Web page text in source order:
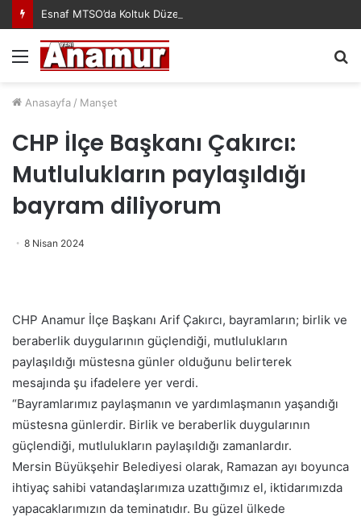
Esnaf MTSO’da Koltuk Düzenine İsyan Etti!
Menü
Anasayfa / Manşet
CHP İlçe Başkanı Çakırcı:
Mutlulukların paylaşıldığı
bayram diliyorum
8 Nisan 2024
CHP Anamur İlçe Başkanı Arif Çakırcı, bayramların; birlik ve
beraberlik duygularının güçlendiği, mutlulukların
paylaşıldığı müstesna günler olduğunu belirterek
mesajında şu ifadelere yer verdi.
“Bayramlarımız paylaşmanın ve yardımlaşmanın yaşandığı
müstesna günlerdir. Birlik ve beraberlik duygularının
güçlendiği, mutlulukların paylaşıldığı zamanlardır.
Mersin Büyükşehir Belediyesi olarak, Ramazan ayı boyunca
ihtiyaç sahibi vatandaşlarımıza uzattığımız el, iktidarımızda
yapacaklarımızın da teminatıdır. Bu güzel ülkede